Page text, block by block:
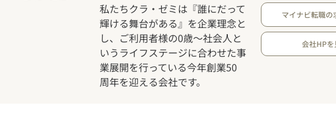
私たちクラ・ゼミは『誰にだって
輝ける舞台がある』を企業理念と
し、ご利用者様の0歳～社会人と
いうライフステージに合わせた事
業展開を行っている今年創業50
周年を迎える会社です。
マイナビ転職の
会社HPを